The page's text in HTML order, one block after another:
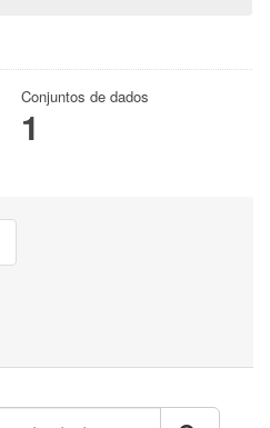
Conjuntos de dados
1